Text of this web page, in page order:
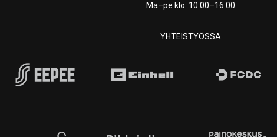
Ma–pe klo. 10:00–16:00
YHTEISTYÖSSÄ